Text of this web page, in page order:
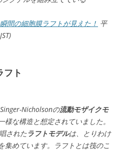
間の細胞膜ラフトが見えた！ 平
フト
Nicholsonの流動モザイクモ
様な構造と想定されていました。
されたラフトモデルは、とりわけ
集めています。ラフトとは筏のこ